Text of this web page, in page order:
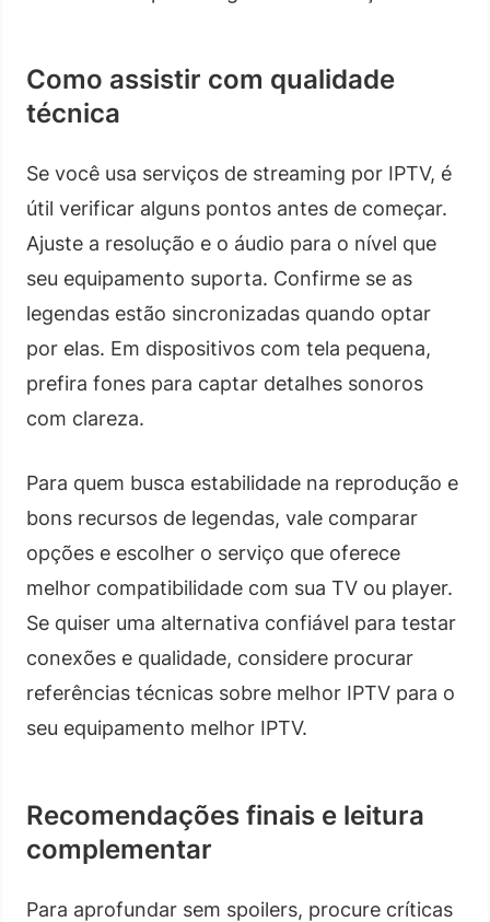
Como assistir com qualidade
técnica
Se você usa serviços de streaming por IPTV, é
útil verificar alguns pontos antes de começar.
Ajuste a resolução e o áudio para o nível que
seu equipamento suporta. Confirme se as
legendas estão sincronizadas quando optar
por elas. Em dispositivos com tela pequena,
prefira fones para captar detalhes sonoros
com clareza.
Para quem busca estabilidade na reprodução e
bons recursos de legendas, vale comparar
opções e escolher o serviço que oferece
melhor compatibilidade com sua TV ou player.
Se quiser uma alternativa confiável para testar
conexões e qualidade, considere procurar
referências técnicas sobre melhor IPTV para o
seu equipamento melhor IPTV.
Recomendações finais e leitura
complementar
Para aprofundar sem spoilers, procure críticas